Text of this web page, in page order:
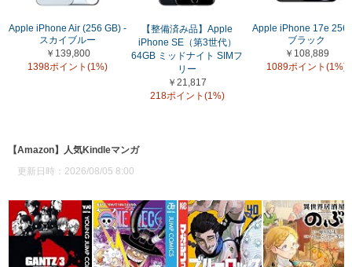
Apple iPhone Air (256 GB) -
スカイブルー
￥139,800
1398ポイント(1%)
【整備済み品】Apple
iPhone SE（第3世代）
64GB ミッドナイト SIMフ
リー
￥21,817
218ポイント(1%)
Apple iPhone 17e
ブラック
￥108,889
1089ポイント(1%)
【Amazon】人気Kindleマンガ
更新日時：2026/08/05 8:00